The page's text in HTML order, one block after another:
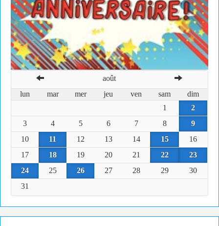
août
lun
mar mer jeu ven sam
dim
1
2
3
4 5 6 7 8
9
10
11 12 13 14 15
16
17
18 19 20 21 22
23
24
25 26 27 28 29
30
31